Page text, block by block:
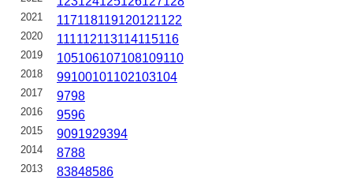
2021 117118119120121122
2020 111112113114115116
2019 105106107108109110
2018 99100101102103104
2017 9798
2016 9596
2015 9091929394
2014 8788
2013 83848586